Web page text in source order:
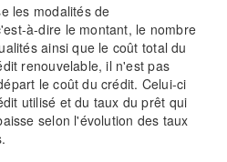
les modalités de
à-dire le montant, le nombre
ainsi que le coût total du
renouvelable, il n'est pas
le coût du crédit. Celui-ci
utilisé et du taux du prêt qui
selon l'évolution des taux